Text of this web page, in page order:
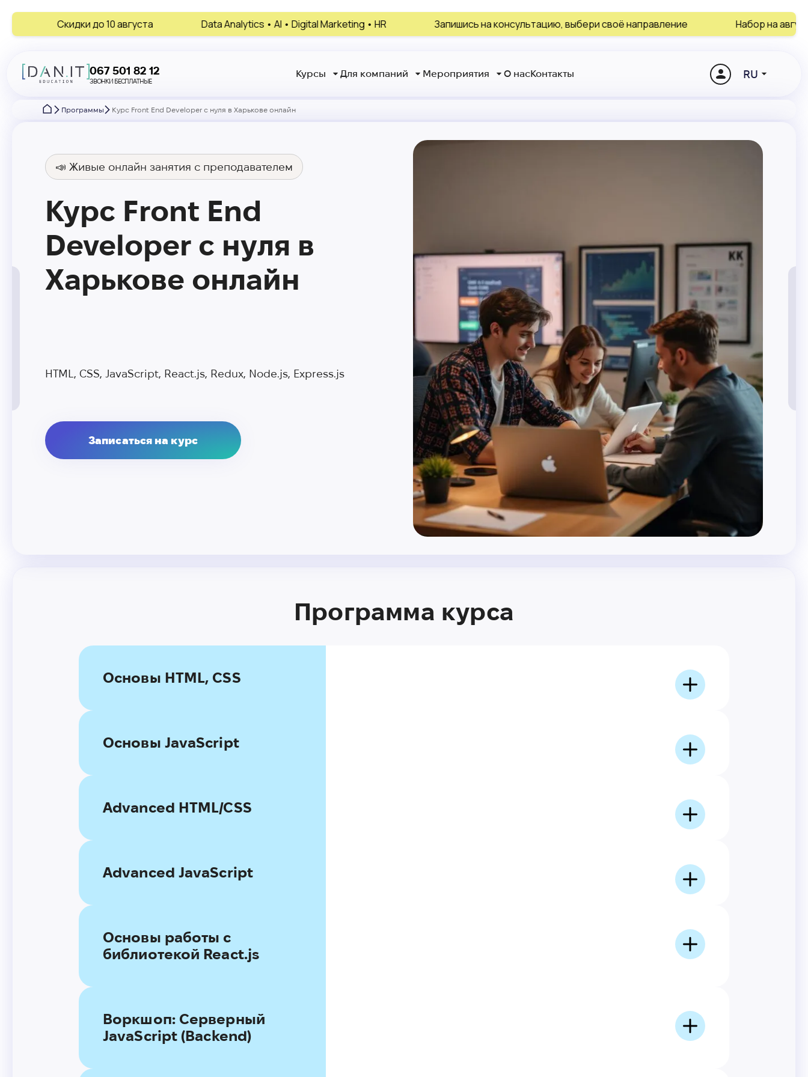
10 августа Data Analytics • AI • Digital Marketing • HR Запишись на консультацию, выбери своё направление Набор на август и сентябрь
067 501 82 12
ЗВОНКИ БЕСПЛАТНЫЕ
Курсы Для компаний Мероприятия О насКонтакты RU
Программы Курс Front End Developer с нуля в Харькове онлайн
📣 Живые онлайн занятия с преподавателем
Курс Front End
Developer с нуля в
Харькове онлайн
HTML, CSS, JavaScript, React.js, Redux, Node.js, Express.js
Записаться на курс
Программа курса
Основы HTML, CSS
Основы JavaScript
Advanced HTML/CSS
Advanced JavaScript
Основы работы с
библиотекой React.js
Воркшоп: Серверный
JavaScript (Backend)